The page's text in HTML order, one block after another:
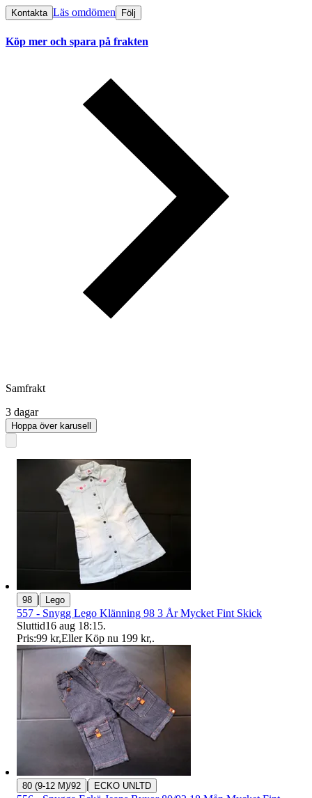
Kontakta Läs omdömen Följ
Köp mer och spara på frakten
Samfrakt
3 dagar
Hoppa över karusell
98 | Lego
557 - Snygg Lego Klänning 98 3 År Mycket Fint Skick
Sluttid16 aug 18:15.
Pris:99 kr,Eller Köp nu 199 kr,.
80 (9-12 M)/92 | ECKO UNLTD